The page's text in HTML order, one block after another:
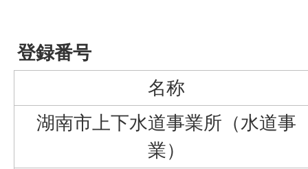
登録番号
名称
湖南市上下水道事業所（水道事
業）